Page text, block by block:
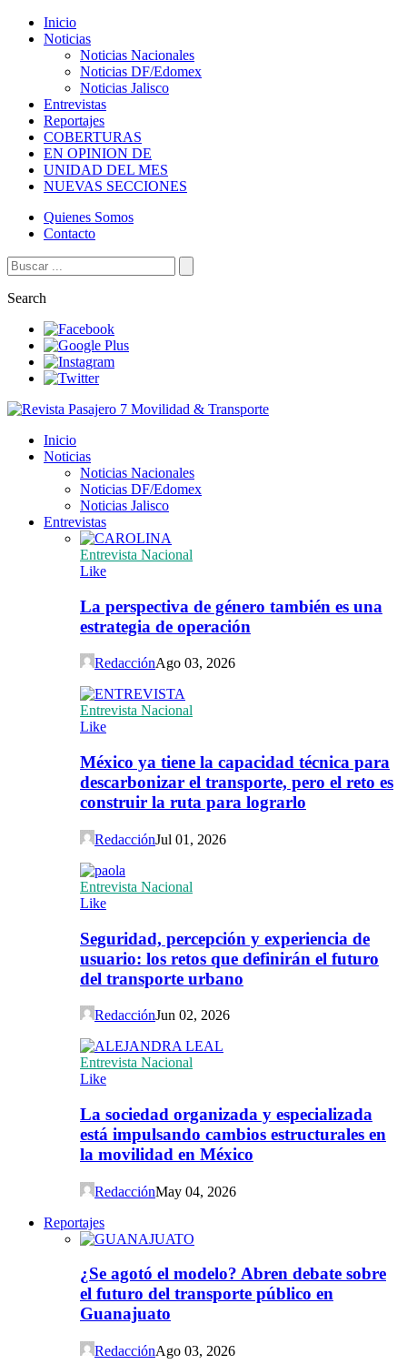
Inicio
Noticias
Noticias Nacionales
Noticias DF/Edomex
Noticias Jalisco
Entrevistas
Reportajes
COBERTURAS
EN OPINION DE
UNIDAD DEL MES
NUEVAS SECCIONES
Quienes Somos
Contacto
Search
Inicio
Noticias
Noticias Nacionales
Noticias DF/Edomex
Noticias Jalisco
Entrevistas
Entrevista Nacional
Like
La perspectiva de género también es una
estrategia de operación
RedacciónAgo 03, 2026
Entrevista Nacional
Like
México ya tiene la capacidad técnica para
descarbonizar el transporte, pero el reto es
construir la ruta para lograrlo
RedacciónJul 01, 2026
Entrevista Nacional
Like
Seguridad, percepción y experiencia de
usuario: los retos que definirán el futuro
del transporte urbano
RedacciónJun 02, 2026
Entrevista Nacional
Like
La sociedad organizada y especializada
está impulsando cambios estructurales en
la movilidad en México
RedacciónMay 04, 2026
Reportajes
¿Se agotó el modelo? Abren debate sobre
el futuro del transporte público en
Guanajuato
RedacciónAgo 03, 2026